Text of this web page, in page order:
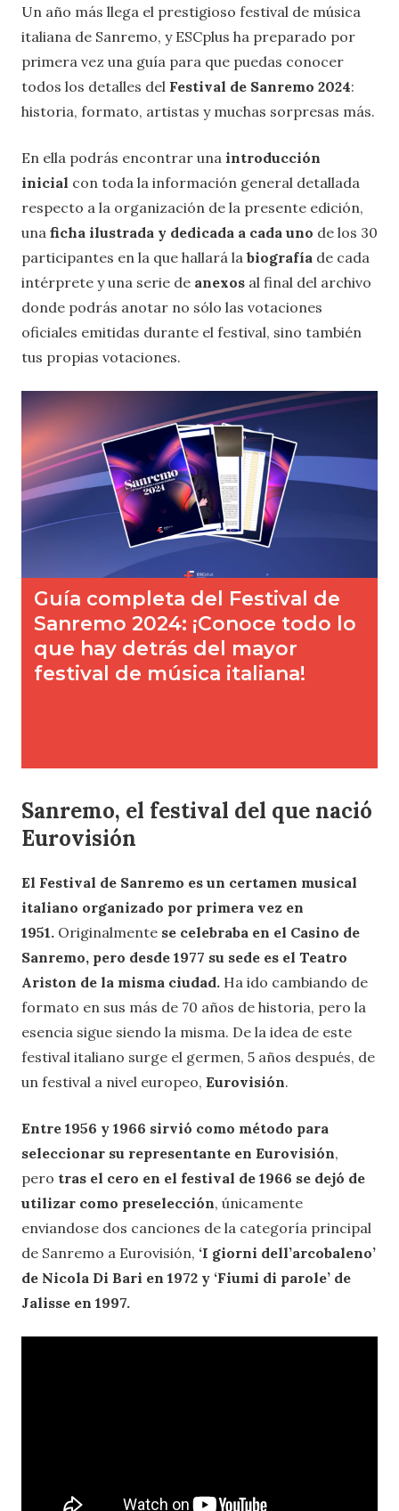
Un año más llega el prestigioso festival de música
italiana de Sanremo, y ESCplus ha preparado por
primera vez una guía para que puedas conocer
todos los detalles del Festival de Sanremo 2024:
historia, formato, artistas y muchas sorpresas más.
En ella podrás encontrar una introducción
inicial con toda la información general detallada
respecto a la organización de la presente edición,
una ficha ilustrada y dedicada a cada uno de los 30
participantes en la que hallará la biografía de cada
intérprete y una serie de anexos al final del archivo
donde podrás anotar no sólo las votaciones
oficiales emitidas durante el festival, sino también
tus propias votaciones.
Sanremo, el festival del que nació
Eurovisión
El Festival de Sanremo es un certamen musical
italiano organizado por primera vez en
1951. Originalmente se celebraba en el Casino de
Sanremo, pero desde 1977 su sede es el Teatro
Ariston de la misma ciudad. Ha ido cambiando de
formato en sus más de 70 años de historia, pero la
esencia sigue siendo la misma. De la idea de este
festival italiano surge el germen, 5 años después, de
un festival a nivel europeo, Eurovisión.
Entre 1956 y 1966 sirvió como método para
seleccionar su representante en Eurovisión,
pero tras el cero en el festival de 1966 se dejó de
utilizar como preselección, únicamente
enviandose dos canciones de la categoría principal
de Sanremo a Eurovisión, ‘I giorni dell’arcobaleno’
de Nicola Di Bari en 1972 y ‘Fiumi di parole’ de
Jalisse en 1997.